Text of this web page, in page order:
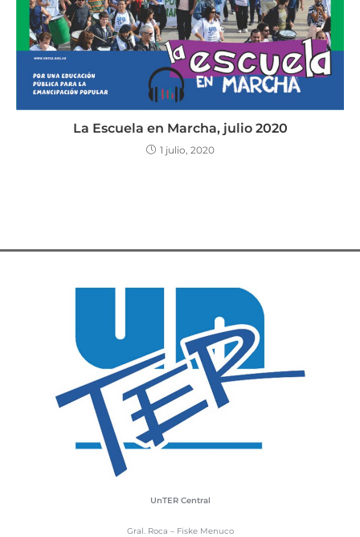
La Escuela en Marcha, julio 2020
1 julio, 2020
UnTER Central
Gral. Roca – Fiske Menuco